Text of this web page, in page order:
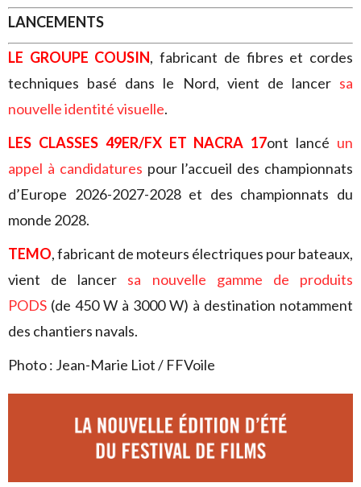
LANCEMENTS
LE GROUPE COUSIN, fabricant de fibres et cordes
techniques basé dans le Nord, vient de lancer sa
nouvelle identité visuelle.
LES CLASSES 49ER/FX ET NACRA 17ont lancé un
appel à candidatures pour l’accueil des championnats
d’Europe 2026-2027-2028 et des championnats du
monde 2028.
TEMO, fabricant de moteurs électriques pour bateaux,
vient de lancer sa nouvelle gamme de produits
PODS (de 450 W à 3000 W) à destination notamment
des chantiers navals.
Photo : Jean-Marie Liot / FFVoile